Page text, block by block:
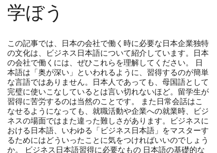
学ぼう
この記事では、日本の会社で働く時に必要な日本企業独特
の文化は、ビジネス日本語について紹介しています。日本
の会社で働くには、ぜひこれらを理解してください。 日
本語は「奥が深い」といわれるように、習得するのが簡単
な言語ではありません。日本人であっても、母国語として
完璧に使いこなしているとは言い切れないほど。留学生が
習得に苦労するのは当然のことです。 また日常会話はこ
なせるようになっても、就職活動や企業への就業時、ビジ
ネスの場面ではまた違った難しさがあります。ビジネスに
おける日本語、いわゆる「ビジネス日本語」をマスターす
るためにはどういったことに気をつければいいのでしょう
か。 ビジネス日本語習得に必要なもの 日本語の基礎的な